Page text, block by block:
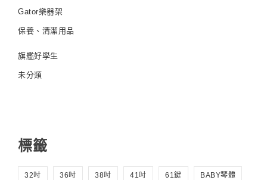
Gator樂器架
保養、清潔用品
旗艦好學生
未分類
標籤
32吋 36吋 38吋 41吋 61鍵 BABY琴體